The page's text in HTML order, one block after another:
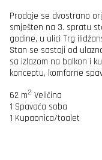
Prodaje se dvostrano
smješten na 3. spratu
godine, u ulici Trg
Stan se sastoji od
sa izlazom na balkon i
konceptu, komforne
62 m2 Veličina
1 Spavaća soba
1 Kupaonica/toalet